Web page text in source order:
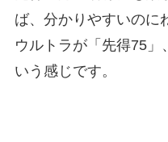
ば、分かりやすいのに
ウルトラが「先得75」
いう感じです。